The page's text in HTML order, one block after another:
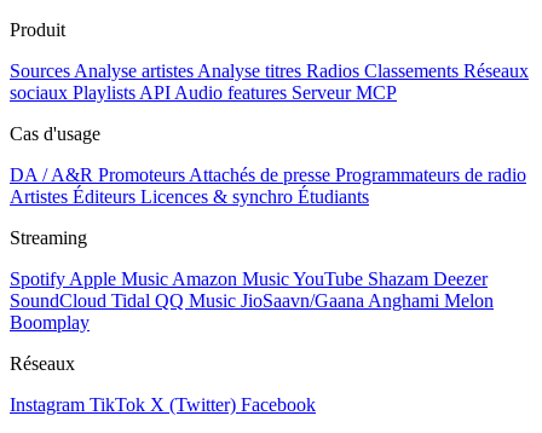
Produit
Sources Analyse artistes Analyse titres Radios Classements Réseaux
sociaux Playlists API Audio features Serveur MCP
Cas d'usage
DA / A&R Promoteurs Attachés de presse Programmateurs de radio
Artistes Éditeurs Licences & synchro Étudiants
Streaming
Spotify Apple Music Amazon MusicYouTube Shazam Deezer
SoundCloud Tidal QQ Music JioSaavn/Gaana Anghami Melon
Boomplay
Réseaux
Instagram TikTok X (Twitter) Facebook